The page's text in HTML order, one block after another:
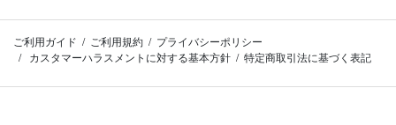
ご利用ガイド ご利用規約
プライバシーポリシー
カスタマーハラスメントに対する基本方針
特定商取引法に基づく表記